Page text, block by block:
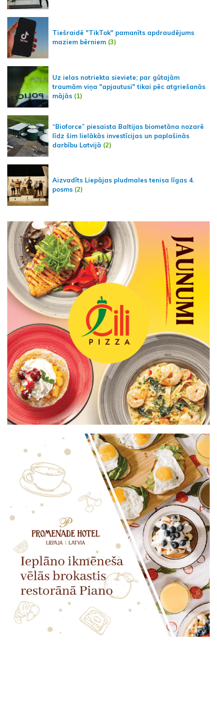
Tiešraidē "TikTok" pamanīts apdraudējums
maziem bērniem (3)
Uz ielas notriekta sieviete; par gūtajām
traumām viņa "apjautusi" tikai pēc atgriešanās
mājās (1)
“Bioforce” piesaista Baltijas biometāna nozarē
līdz šim lielākās investīcijas un paplašinās
darbību Latvijā (2)
Aizvadīts Liepājas pludmales tenisa līgas 4.
posms (2)